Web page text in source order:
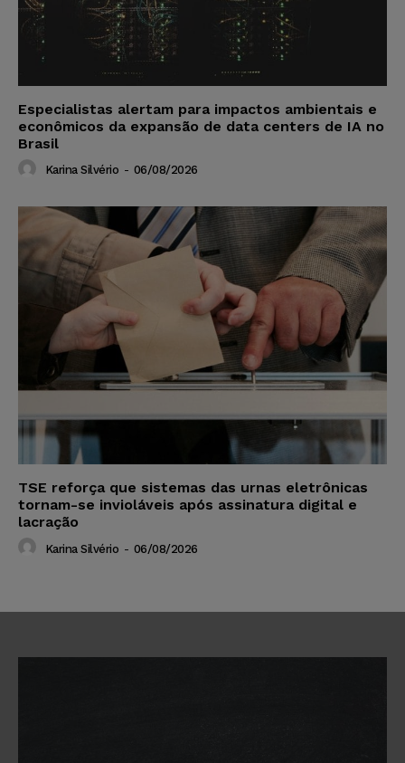
Especialistas alertam para impactos ambientais e
econômicos da expansão de data centers de IA no
Brasil
Karina Silvério - 06/08/2026
TSE reforça que sistemas das urnas eletrônicas
tornam-se invioláveis após assinatura digital e
lacração
Karina Silvério - 06/08/2026